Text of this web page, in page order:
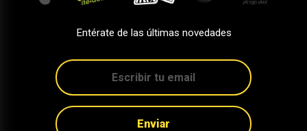
Entérate de las últimas novedades
Enviar